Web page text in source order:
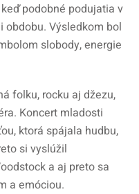
podobné podujatia v
obdobu. Výsledkom bol
slobody, energie
folku, rocku aj džezu,
Koncert mladosti
ktorá spájala hudbu,
si vyslúžil
a aj preto sa
a emóciou.